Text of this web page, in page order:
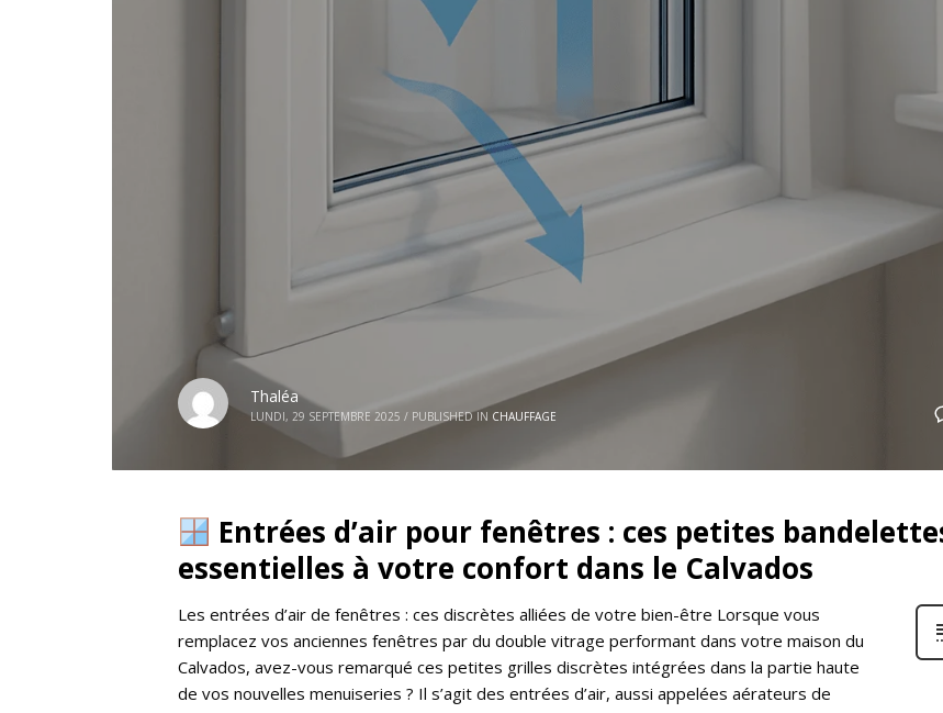
Thaléa
LUNDI, 29 SEPTEMBRE 2025 / PUBLISHED IN CHAUFFAGE
Entrées d’air pour fenêtres : ces petites
essentielles à votre confort dans le Calvados
Les entrées d’air de fenêtres : ces discrètes alliées de votre bien-être Lorsque vous
remplacez vos anciennes fenêtres par du double vitrage performant dans votre maison du
Calvados, avez-vous remarqué ces petites grilles discrètes intégrées dans la partie haute
de vos nouvelles menuiseries ? Il s’agit des entrées d’air, aussi appelées aérateurs de